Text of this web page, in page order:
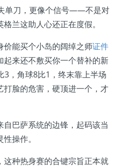
刀，更像个信号——不是对
兰这助人心还正在度假。
能买个小岛的阔绰之师证件
起来还不敷买你一个替补的新
3，角球8比1，终末靠上半场
脸的危害，硬顶进一个，才
巴萨系统的边锋，起码该当
操作。
种热身赛的合键宗旨正本就